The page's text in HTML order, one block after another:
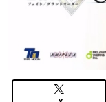
【FGO】まず宇
【雑談】アニプ
ームってあるん
【FGO】神に愛